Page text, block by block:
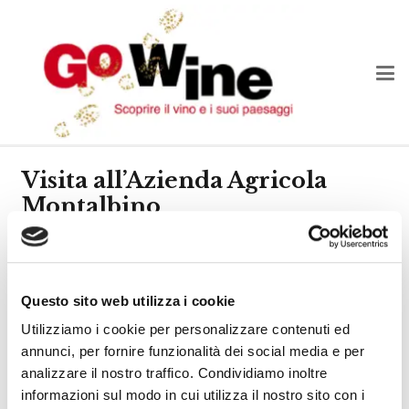
Questo sito web utilizza i cookie
Utilizziamo i cookie per personalizzare contenuti ed
annunci, per fornire funzionalità dei social media e per
analizzare il nostro traffico. Condividiamo inoltre
informazioni sul modo in cui utilizza il nostro sito con i
Visita all’Azienda Agricola
Montalbino
annuncia un nuovo
Domenica 23 giugno alle ore 11.00 l’appuntamento è
presso l’aziendaAgricola Montalbino,nel territorio di
Montespertoli immersa nelle colline del Chianti.
La famiglia Tinacci è la proprietaria dell’azienda che si